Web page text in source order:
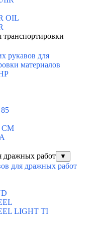
OIL
транспортировки
рукавов для
материалов
CM
дражных работ
▼
для дражных работ
LIGHT TI